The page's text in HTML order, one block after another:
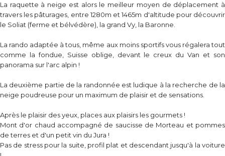
La raquette à neige est alors le meilleur moyen de déplacement à
travers les pâturages, entre 1280m et 1465m d'altitude pour découvrir
le Soliat (ferme et bélvédère), la grand Vy, la Baronne.
La rando adaptée à tous, même aux moins sportifs vous régalera tout
comme la fondue, Suisse oblige, devant le creux du Van et son
panorama sur l'arc alpin !
La deuxième partie de la randonnée est ludique à la recherche de la
neige poudreuse pour un maximum de plaisir et de sensations.
Après le plaisir des yeux, places aux plaisirs les gourmets !
Mont d'or chaud accompagné de saucisse de Morteau et pommes
de terres et d'un petit vin du Jura !
Pas de stress pour la suite, profil plat et descendant jusqu'à la voiture